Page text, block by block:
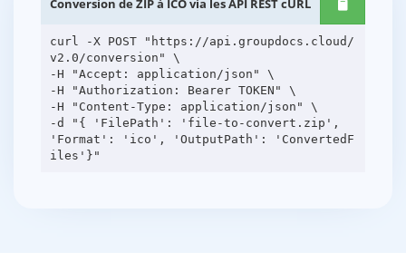
Conversion de ZIP à ICO via les API REST cURL
curl -X POST "https://api.groupdocs.cloud/
v2.0/conversion" \
-H "Accept: application/json" \
-H "Authorization: Bearer TOKEN" \
-H "Content-Type: application/json" \
-d "{ 'FilePath': 'file-to-convert.zip',
'Format': 'ico', 'OutputPath': 'ConvertedF